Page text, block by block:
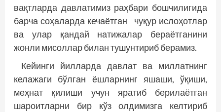
вақтларда давлатимиз раҳбари бошчилигида
барча соҳаларда кечаётган чуқур ислоҳотлар
ва улар қандай натижалар бераётганини
жонли мисоллар билан тушунтириб берамиз.
Кейинги йилларда давлат ва миллатнинг
келажаги бўлган ёшларнинг яшаши, ўқиши,
меҳнат қилиши учун яратиб берилаётган
шароитларни бир кўз олдимизга келтириб